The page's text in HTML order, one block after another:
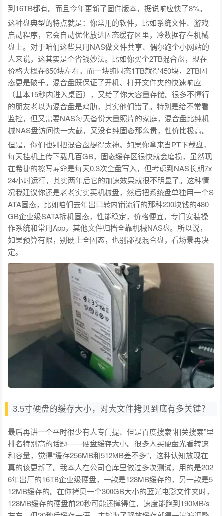
到16TB都有。而且今年更新了固件版本，据说响应快了8%。
这种盘典型的特点就是：你常用的软件，比如系统文件、游戏
启动程序，它会自动优化放进固态缓存区里，冷数据存在机械
盘上。对于咱们这些只用NAS做文件共享、偶尔跑个小网站的
人来说，这其实是个省钱妙法。比如你买个2TB混合盘，现在
价格大概在650块左右，而一块纯固态1TB就得450块，2TB固
态更是破千。混合盘既保证了开机、打开文件夹的快速响应
（基本15秒内进入桌面），又给了你大容量存储。很多不懂行
的朋友老以为混合盘是鸡肋，其实他们错了。特别是给不常看
监控，但又需要NAS每天备份大量照片的家庭，混合盘比纯机
械NAS盘访问快一大截，又没有纯固态那么贵，性价比极高。
但是，你们也别把混合盘想得太神。如果你拿来当PT下载盘，
每天挂机上传下载几百GB，固态缓存区很快就会磨损，虽然现
在希捷的擦写寿命是每天0.3次全盘写入，但考虑到NAS长期7x
24小时运行，其实两年后它的加速效果就很不明显了。这种情
况我建议你还是老老实实买机械盘，然后把系统盘单独用一个S
ATA固态，比如咱们去年出口转内销流行的那种200块钱的480
GB企业级SATA拆机固态，性能稳定，价格便宜，专门安装操
作系统和常用App，其他文件归档全靠机械NAS盘。所以说，
如果预算有限，别硬上全固态，也别鄙视混合盘，看场景再决
定。
3.5寸硬盘的缓存大小，对大文件拷贝到底有多关键？
最后再讲一个平时很少有人专门提、但是百度搜索“相关搜索”里
排名特别高的话题——硬盘缓存大小。很多人买硬盘光看转速
和容量，觉得“缓存256MB和512MB差不多”，这种认知放现在
真的该更新了。我本人在公司仓库里做过多次测试，用的是202
6年出厂的16TB企业级硬盘，一款是128MB缓存的，另一款是5
12MB缓存的。在你拷贝一个300GB大小的蓝光电影文件夹时，
128MB缓存的硬盘前20秒可能还撑得住，速度能跑到190MB/s